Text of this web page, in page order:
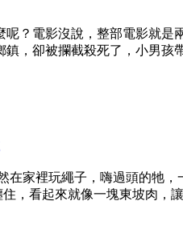
？電影沒說，整部電影就是
，卻被攔截殺死了，小男孩
在家裡玩繩子，嗨過頭的牠，
，看起來就像一塊東坡肉，